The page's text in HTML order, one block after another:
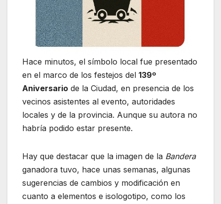
Hace minutos, el símbolo local fue presentado
en el marco de los festejos del 139º
Aniversario de la Ciudad, en presencia de los
vecinos asistentes al evento, autoridades
locales y de la provincia. Aunque su autora no
habría podido estar presente.
Hay que destacar que la imagen de la Bandera
ganadora tuvo, hace unas semanas, algunas
sugerencias de cambios y modificación en
cuanto a elementos e isologotipo, como los